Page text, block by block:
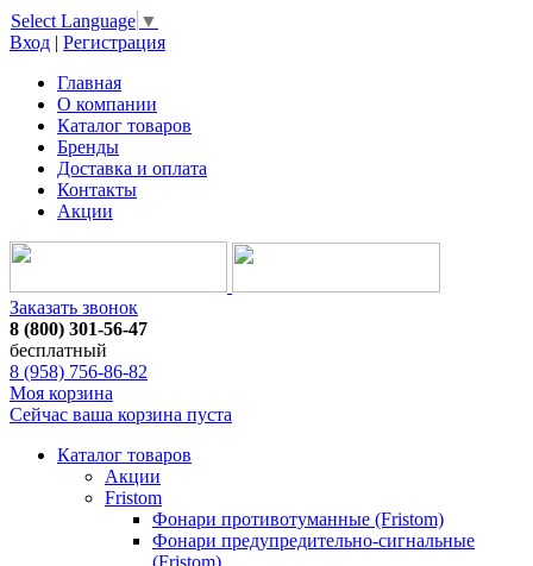
Select Language ▼
Вход | Регистрация
Главная
О компании
Каталог товаров
Бренды
Доставка и оплата
Контакты
Акции
Заказать звонок
8 (800) 301-56-47
бесплатный
8 (958) 756-86-82
Моя корзина
Сейчас ваша корзина пуста
Каталог товаров
Акции
Fristom
Фонари противотуманные (Fristom)
Фонари предупредительно-сигнальные